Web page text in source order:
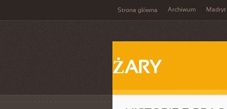
Strona główna Archiwum Madryt
ŻARY